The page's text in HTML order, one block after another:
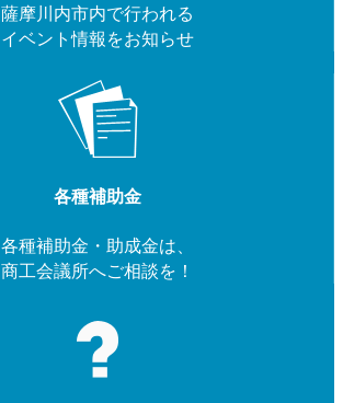
薩摩川内市内で行われる
イベント情報をお知らせ
各種補助金
各種補助金・助成金は、
商工会議所へご相談を！